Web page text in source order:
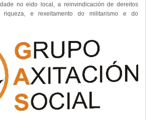
no eido local, a reinvindicación de dereitos
e rexeitamento do militarismo e do